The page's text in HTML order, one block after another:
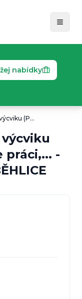
nabídky
🛒Vedoucí
🛒Vedoucí směny ve výcviku (Praha Květ) Hledáte práci,...
práci,... -